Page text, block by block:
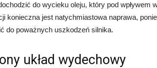
do wycieku oleju, który pod wpływem
konieczna jest natychmiastowa naprawa,
do poważnych uszkodzeń silnika.
układ wydechowy